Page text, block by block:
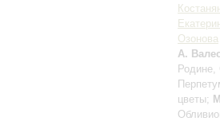
Озонова
А.
цветы;